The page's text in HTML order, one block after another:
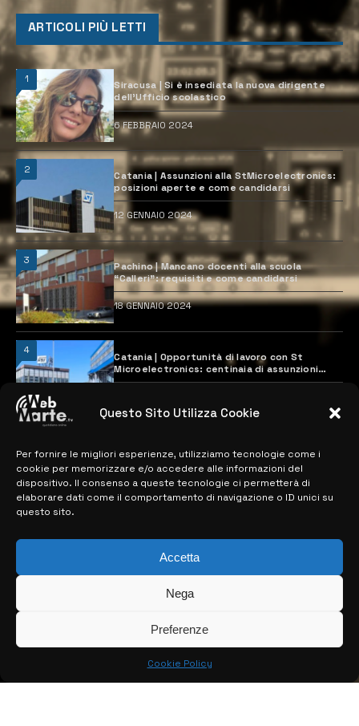
Questo Sito Utilizza Cookie
Per fornire le migliori esperienze, utilizziamo tecnologie come i
cookie per memorizzare e/o accedere alle informazioni del
dispositivo. Il consenso a queste tecnologie ci permetterà di
elaborare dati come il comportamento di navigazione o ID unici su
questo sito.
Accetta
Nega
Preferenze
Cookie Policy
ARTICOLI PIÙ LETTI
1
Siracusa | Si è insediata la nuova dirigente
dell’Ufficio scolastico
6 FEBBRAIO 2024
2
Catania | Assunzioni alla StMicroelectronics:
posizioni aperte e come candidarsi
12 GENNAIO 2024
3
Pachino | Mancano docenti alla scuola
“Calleri”: requisiti e come candidarsi
18 GENNAIO 2024
4
Catania | Opportunità di lavoro con St
Microelectronics: centinaia di assunzioni
previste
MAPPA DEL SITO
> NOTIZIE